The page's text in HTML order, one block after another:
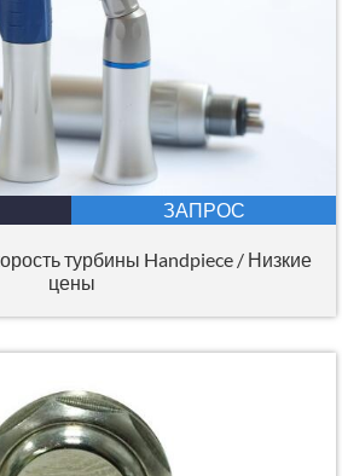
ЗАПРОС
турбины Handpiece / Низкие
цены